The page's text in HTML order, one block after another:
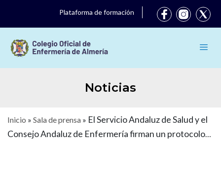
Plataforma de formación
Noticias
Inicio » Sala de prensa » El Servicio Andaluz de Salud y el
Consejo Andaluz de Enfermería firman un protocolo